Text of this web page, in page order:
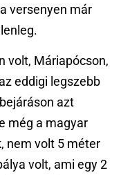
versenyen már
volt, Máriapócson,
eddigi legszebb
azt
még a magyar
nem volt 5 méter
volt, ami egy 2